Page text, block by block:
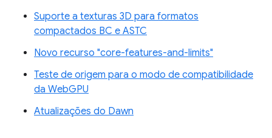
Suporte a texturas 3D para formatos
compactados BC e ASTC
Novo recurso "core-features-and-limits"
Teste de origem para o modo de compatibilidade
da WebGPU
Atualizações do Dawn